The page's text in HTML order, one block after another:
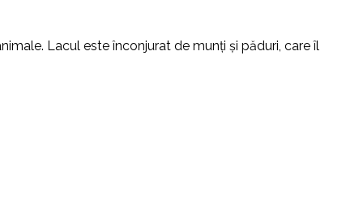
Lacul este înconjurat de munți și păduri, care îl